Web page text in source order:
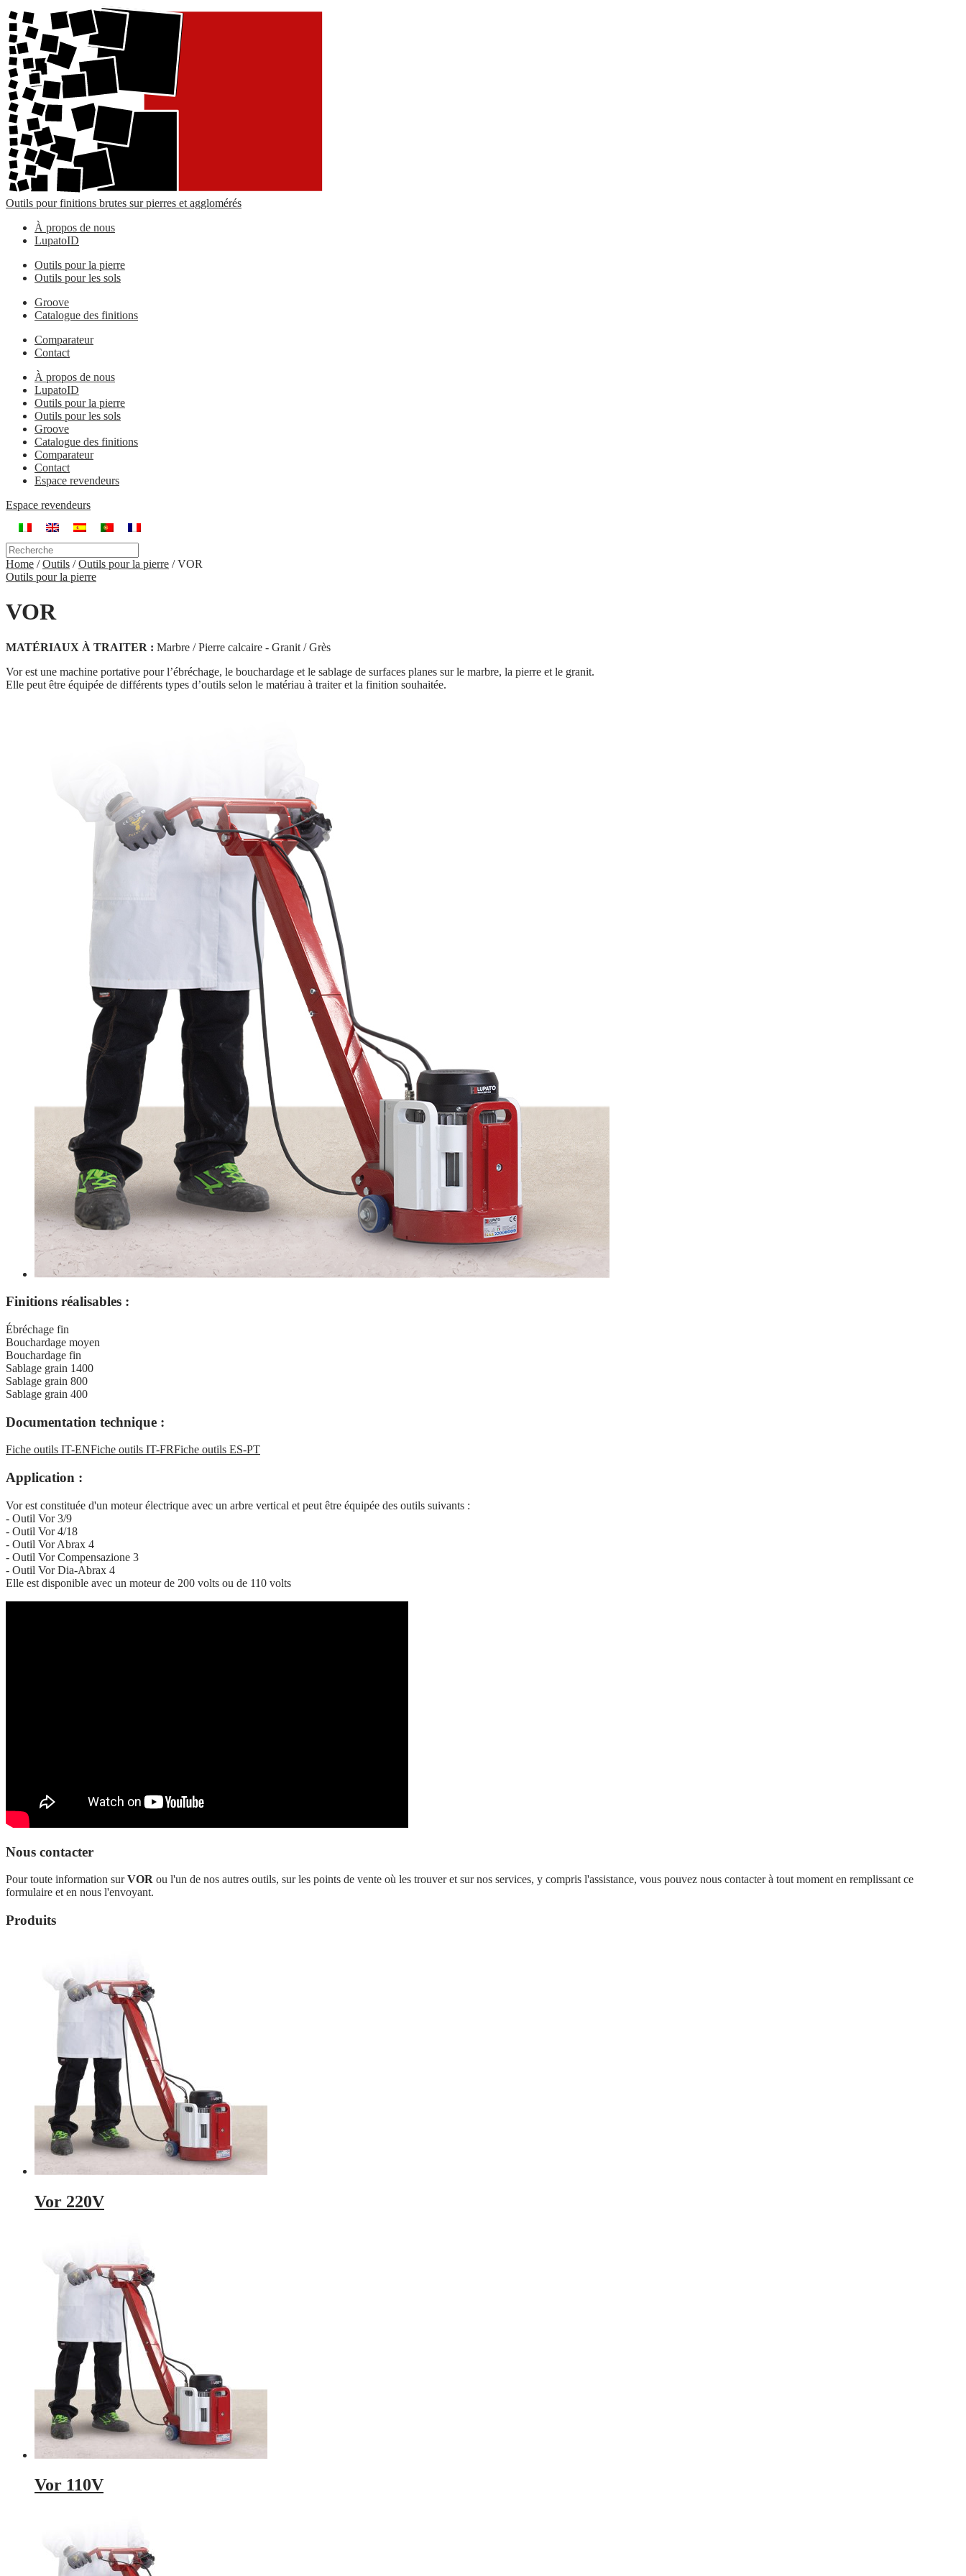
Outils pour finitions brutes sur pierres et agglomérés
À propos de nous
LupatoID
Outils pour la pierre
Outils pour les sols
Groove
Catalogue des finitions
Comparateur
Contact
À propos de nous
LupatoID
Outils pour la pierre
Outils pour les sols
Groove
Catalogue des finitions
Comparateur
Contact
Espace revendeurs
Espace revendeurs
Home /Outils /Outils pour la pierre /VOR
Outils pour la pierre
VOR
MATÉRIAUX À TRAITER : Marbre / Pierre calcaire - Granit / Grès
Vor est une machine portative pour l’ébréchage, le bouchardage et le sablage de surfaces planes sur le marbre, la pierre et le granit.
Elle peut être équipée de différents types d’outils selon le matériau à traiter et la finition souhaitée.
Finitions réalisables :
Ébréchage fin
Bouchardage moyen
Bouchardage fin
Sablage grain 1400
Sablage grain 800
Sablage grain 400
Documentation technique :
Fiche outils IT-ENFiche outils IT-FRFiche outils ES-PT
Application :
Vor est constituée d'un moteur électrique avec un arbre vertical et peut être équipée des outils suivants :
- Outil Vor 3/9
- Outil Vor 4/18
- Outil Vor Abrax 4
- Outil Vor Compensazione 3
- Outil Vor Dia-Abrax 4
Elle est disponible avec un moteur de 200 volts ou de 110 volts
Nous contacter
Pour toute information surVOR ou l'un de nos autres outils, sur les points de vente où les trouver et sur nos services, y compris l'assistance, vous pouvez nous contacter à tout moment en remplissant ce
formulaire et en nous l'envoyant.
Produits
Vor 220V
Vor 110V